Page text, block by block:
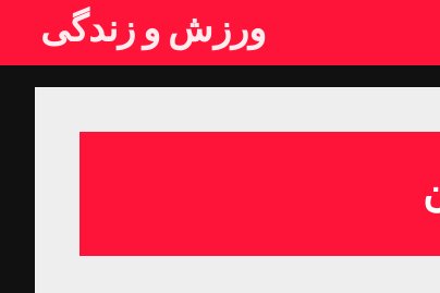
ورزش و زندگی